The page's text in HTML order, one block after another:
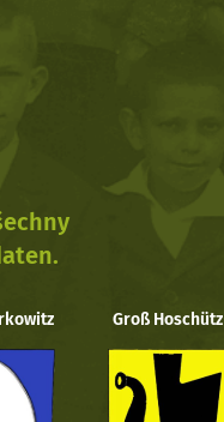
Groß Hoschütz